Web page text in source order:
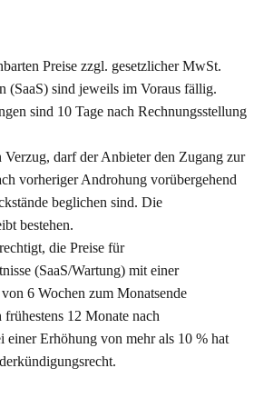
Preise zzgl. gesetzlicher MwSt.
(SaaS) sind jeweils im Voraus fällig.
sind 10 Tage nach Rechnungsstellung
darf der Anbieter den Zugang zur
vorheriger Androhung vorübergehend
beglichen sind. Die
bestehen.
die Preise für
(SaaS/Wartung) mit einer
6 Wochen zum Monatsende
frühestens 12 Monate nach
einer Erhöhung von mehr als 10 % hat